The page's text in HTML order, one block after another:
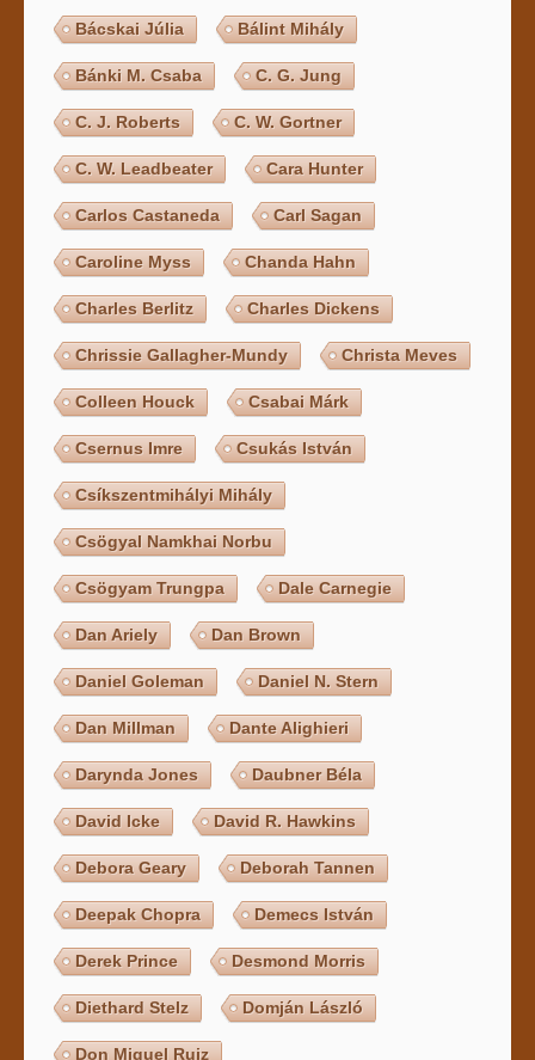
Bácskai Júlia Bálint Mihály
Bánki M. Csaba C. G. Jung
C. J. Roberts C. W. Gortner
C. W. Leadbeater Cara Hunter
Carlos Castaneda Carl Sagan
Caroline Myss Chanda Hahn
Charles Berlitz Charles Dickens
Chrissie Gallagher-Mundy Christa Meves
Colleen Houck Csabai Márk
Csernus Imre Csukás István
Csíkszentmihályi Mihály
Csögyal Namkhai Norbu
Csögyam Trungpa Dale Carnegie
Dan Ariely Dan Brown
Daniel Goleman Daniel N. Stern
Dan Millman Dante Alighieri
Darynda Jones Daubner Béla
David Icke David R. Hawkins
Debora Geary Deborah Tannen
Deepak Chopra Demecs István
Derek Prince Desmond Morris
Diethard Stelz Domján László
Don Miguel Ruiz